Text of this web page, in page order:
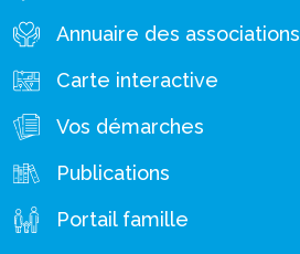
Annuaire des associations
Carte interactive
Vos démarches
Publications
Portail famille